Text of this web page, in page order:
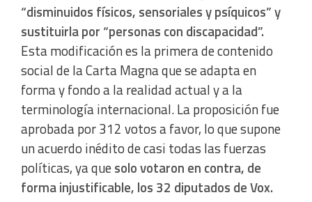
“disminuidos físicos, sensoriales y psíquicos” y
sustituirla por “personas con discapacidad”.
Esta modificación es la primera de contenido
social de la Carta Magna que se adapta en
forma y fondo a la realidad actual y a la
terminología internacional. La proposición fue
aprobada por 312 votos a favor, lo que supone
un acuerdo inédito de casi todas las fuerzas
políticas, ya quesolo votaron en contra, de
forma injustificable, los 32 diputados de Vox.